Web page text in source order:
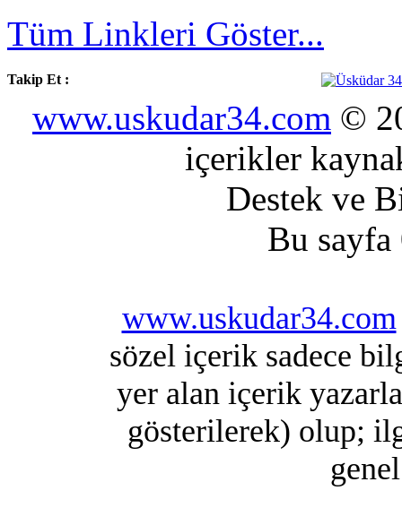
Tüm Linkleri Göster...
Takip Et :
www.uskudar34.com ©
içerikler
Destek ve
Bu
www.uskudar34.com
sözel içerik sadece
yer alan içerik
gösterilerek) olup;